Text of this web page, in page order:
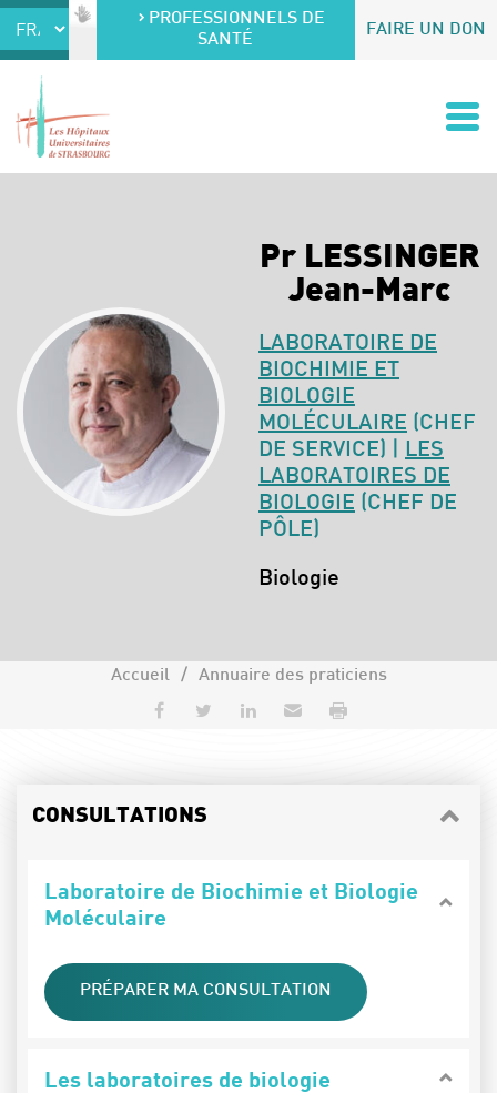
Accéder au contenu
Accéder au menuPROFESSIONNELS DE
SANTÉ
FAIRE UN DON
Pr LESSINGER
Jean-Marc
LABORATOIRE DE
BIOCHIMIE ET
BIOLOGIE
MOLÉCULAIRE (CHEF
DE SERVICE) |
LES
LABORATOIRES DE
BIOLOGIE (CHEF DE
PÔLE)
Spécialités :
Biologie
Accueil Annuaire des praticiens
Partager sur Facebook
Partager sur Twitter
Partager sur LinkedIn
Envoyer par e-mail
CONSULTATIONS
Laboratoire de Biochimie et Biologie
Moléculaire
PRÉPARER MA CONSULTATION
Les laboratoires de biologie